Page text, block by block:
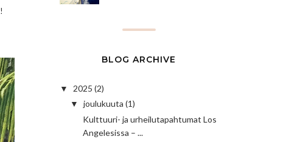
!
BLOG ARCHIVE
▼ 2025 (2)
▼ joulukuuta (1)
Kulttuuri- ja urheilutapahtumat Los
Angelesissa – ...